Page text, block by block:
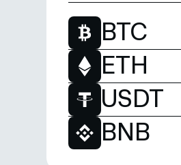
BTC
ETH
USDT
BNB